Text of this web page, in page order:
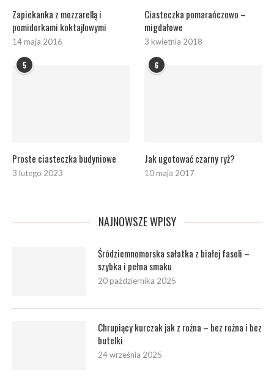
Zapiekanka z mozzarellą i
pomidorkami koktajlowymi
14 maja 2016
Ciasteczka pomarańczowo –
migdałowe
3 kwietnia 2018
5
Proste ciasteczka budyniowe
3 lutego 2023
6
Jak ugotować czarny ryż?
10 maja 2017
NAJNOWSZE WPISY
Śródziemnomorska sałatka z białej fasoli –
szybka i pełna smaku
20 października 2025
Chrupiący kurczak jak z rożna – bez rożna i bez
butelki
24 września 2025